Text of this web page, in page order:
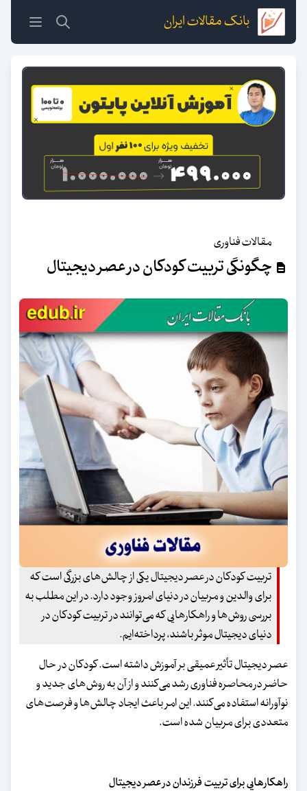
بانک مقالات ایران
مقالات فناوری
چگونگی تربیت کودکان در عصر دیجیتال
تربیت کودکان در عصر دیجیتال یکی از چالش‌های بزرگی است که
برای والدین و مربیان در دنیای امروز وجود دارد. در این مطلب به
بررسی روش‌ها و راهکارهایی که می‌توانند در تربیت کودکان در
دنیای دیجیتال موثر باشند، پرداخته‌ایم.
عصر دیجیتال تأثیر عمیقی بر آموزش داشته است. کودکان در حال
حاضر در محاصره فناوری رشد می‌کنند و از آن به روش‌های جدید و
نوآورانه استفاده می‌کنند. این امر باعث ایجاد چالش‌ها و فرصت‌های
متعددی برای مربیان شده است.
راهکارهایی برای تربیت فرزندان در عصر دیجیتال